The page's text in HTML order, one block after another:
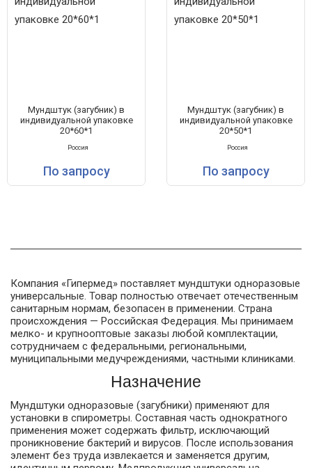
Мундштук (загубник) в
индивидуальной упаковке
20*60*1
Россия
По запросу
Мундштук (загубник) в
индивидуальной упаковке
20*50*1
Россия
По запросу
Компания «Гипермед» поставляет мундштуки одноразовые
универсальные. Товар полностью отвечает отечественным
санитарным нормам, безопасен в применении. Страна
происхождения — Российская Федерация. Мы принимаем
мелко- и крупнооптовые заказы любой комплектации,
сотрудничаем с федеральными, региональными,
муниципальными медучреждениями, частными клиниками.
Назначение
Мундштуки одноразовые (загубники) применяют для
установки в спирометры. Составная часть однократного
применения может содержать фильтр, исключающий
проникновение бактерий и вирусов. После использования
элемент без труда извлекается и заменяется другим,